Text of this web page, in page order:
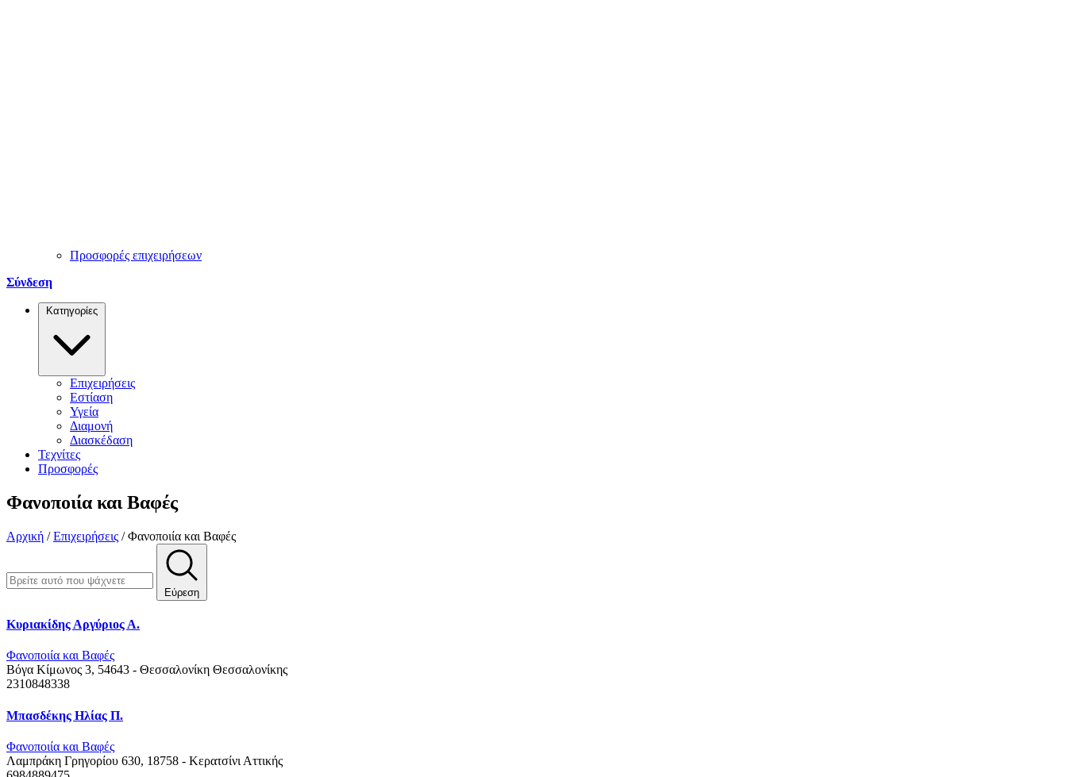
Προσφορές επιχειρήσεων
Σύνδεση
Κατηγορίες
Επιχειρήσεις
Εστίαση
Υγεία
Διαμονή
Διασκέδαση
Τεχνίτες
Προσφορές
Φανοποιία και Βαφές
Αρχική / Επιχειρήσεις / Φανοποιία και Βαφές
Εύρεση
Κυριακίδης Αργύριος Α.
Φανοποιία και Βαφές
Βόγα Κίμωνος 3, 54643 - Θεσσαλονίκη Θεσσαλονίκης
2310848338
Μπασδέκης Ηλίας Π.
Φανοποιία και Βαφές
Λαμπράκη Γρηγορίου 630, 18758 - Κερατσίνι Αττικής